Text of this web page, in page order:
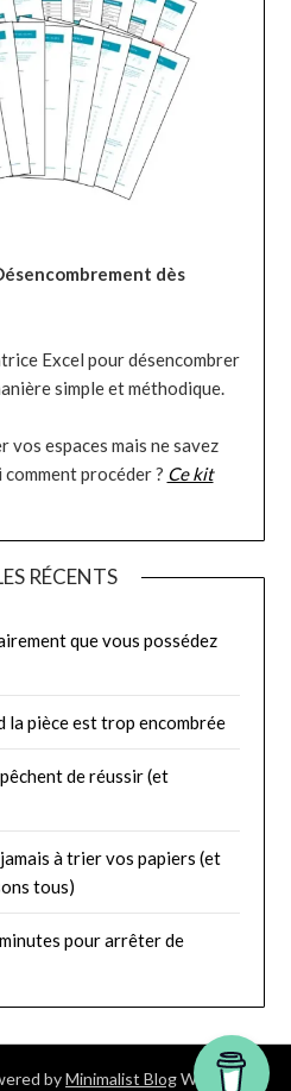
dès
Excel pour désencombrer
simple et méthodique.
espaces mais ne savez
comment procéder ? Ce kit
RÉCENTS
que vous possédez
la pièce est trop encombrée
de réussir (et
à trier vos papiers (et
tous)
pour arrêter de
byMinimalist BlogWordPress